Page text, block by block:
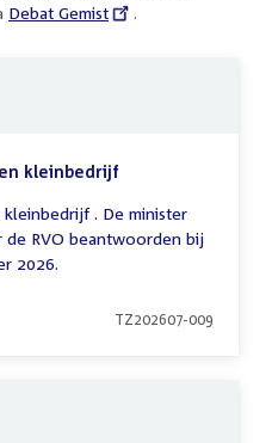
External
Debat Gemist .
kleinbedrijf
. De minister
de RVO beantwoorden bij
2026.
TZ202607-009